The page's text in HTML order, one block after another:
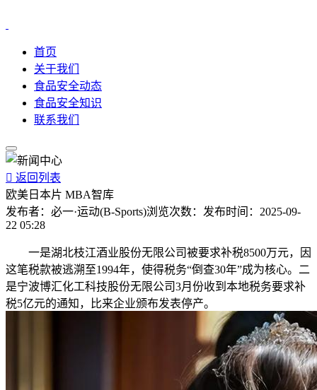
首页
关于我们
食品安全动态
食品安全知识
联系我们
 返回列表
欧美日本片 MBA智库
发布者： 必一·运动(B-Sports)浏览次数： 发布时间： 2025-09-
22 05:28
一是湖北枝江酒业股份无限公司被要求补税8500万元，因
这笔税款被逃溯至1994年，使得税务“倒查30年”成为核心。二
是宁波博汇化工科技股份无限公司3月份收到本地税务要求补
税5亿元的通知，比来企业颁布发表停产。